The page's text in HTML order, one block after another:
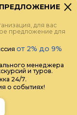
для вас
предложение для
от 2% до 9%
менеджера
и туров.
24/7.
о событиях!